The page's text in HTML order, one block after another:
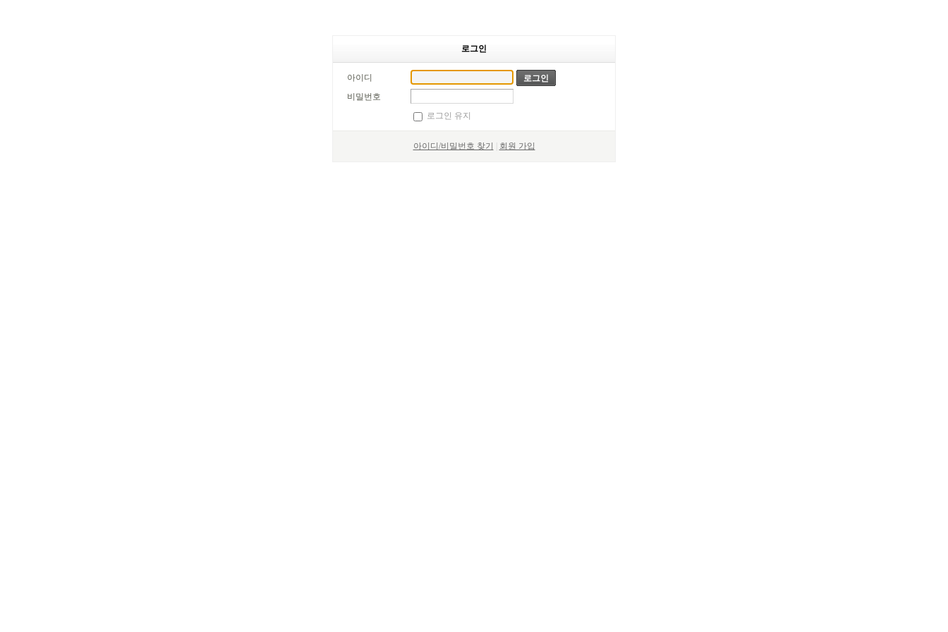
로그인
아이디
비밀번호
로그인 유지
아이디/비밀번호 찾기 회원 가입